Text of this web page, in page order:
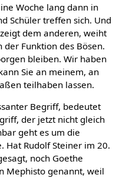
Woche lang dann in
Schüler treffen sich. Und
dem anderen, weiht
Funktion des Bösen.
bleiben. Wir haben
Sie an meinem, an
teilhaben lassen.
Begriff, bedeutet
der jetzt nicht gleich
geht es um die
Hat Rudolf Steiner im 20.
noch Goethe
Mephisto genannt, weil